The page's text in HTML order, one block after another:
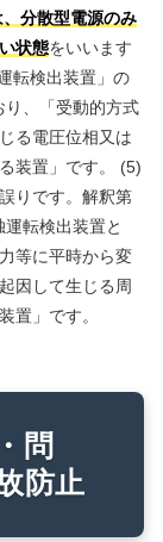
分散型電源のみ
状態をいいます
転検出装置」の
、「受動的方式
る電圧位相又は
装置」です。 (5)
りです。解釈第
転検出装置と
等に平時から変
因して生じる周
置」です。
問
防止